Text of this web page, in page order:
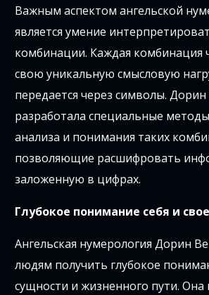
Важным аспектом ангельской
является умение
комбинации. Каждая комбинация
свою уникальную смысловую
передается через символы.
разработала специальные
анализа и понимания таких
позволяющие расшифровать
заложенную в цифрах.
Глубокое понимание себя и
Ангельская нумерология Дорин
людям получить глубокое
сущности и жизненного пути. Она